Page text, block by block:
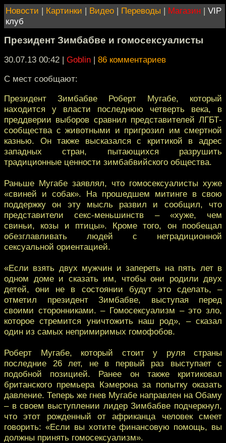
Новости | Картинки | Видео | Переводы | Магазин | VIP
клуб
Президент Зимбабве и гомосексуалисты
30.07.13 00:42 | Goblin | 86 комментариев
С мест сообщают:
Президент Зимбабве Роберт Мугабе, который
находится у власти последнюю четверть века, в
преддверии выборов сравнил представителей ЛГБТ-
сообщества с животными и пригрозил им смертной
казнью. Он также высказался с критикой в адрес
западных стран, пытающихся разрушить
традиционные ценности зимбабвийского общества.
Раньше Мугабе заявлял, что гомосексуалисты хуже
«свиней и собак». На прошедшем митинге в свою
поддержку он эту мысль развил и сообщил, что
представители секс-меньшинств – «хуже, чем
свиньи, козы и птицы». Кроме того, он пообещал
обезглавливать людей с нетрадиционной
сексуальной ориентацией.
«Если взять двух мужчин и запереть на пять лет в
одном доме и сказать им, чтобы они родили двух
детей, они не в состоянии будут это сделать, –
отметил президент Зимбабве, выступая перед
своими сторонниками. – Гомосексуализм – это зло,
которое стремится уничтожить наш род», – сказал
один из самых непримиримых гомофобов.
Роберт Мугабе, который стоит у руля страны
последние 26 лет, не в первый раз выступает с
подобной позицией. Ранее он также критиковал
британского премьера Кэмерона за попытку оказать
давление. Теперь же гнев Мугабе направлен на Обаму
– в своем выступлении лидер Зимбабве подчеркнул,
что этот рожденный от африканца человек смеет
говорить: «Если вы хотите финансовую помощь, вы
должны принять гомосексуализм».